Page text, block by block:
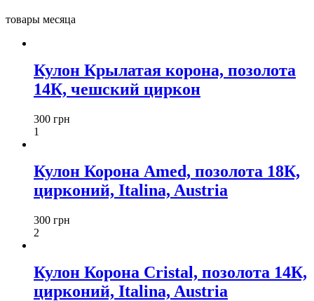
товары месяца
Кулон Крылатая корона, позолота
14К, чешский циркон
300 грн
1
Кулон Корона Amed, позолота 18К,
цирконий, Italina, Austria
300 грн
2
Кулон Корона Cristal, позолота 14К,
цирконий, Italina, Austria